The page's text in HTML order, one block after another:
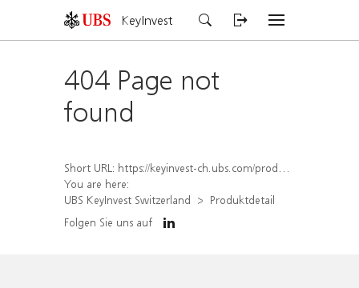
KeyInvest
404 Page not
found
Short URL: https://keyinvest-ch.ubs.com/produkt/detail/index/isin/CH1563492946
You are here:
UBS KeyInvest Switzerland
Produktdetail
Folgen Sie uns auf